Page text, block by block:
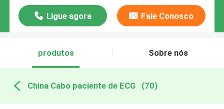
Ligue agora Fale Conosco
produtos Sobre nós
China Cabo paciente de ECG (70)